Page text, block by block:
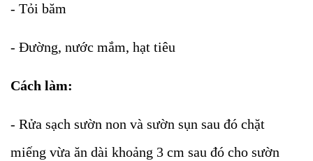
- Tỏi băm
- Đường, nước mắm, hạt tiêu
Cách làm:
- Rửa sạch sườn non và sườn sụn sau đó chặt
miếng vừa ăn dài khoảng 3 cm sau đó cho sườn